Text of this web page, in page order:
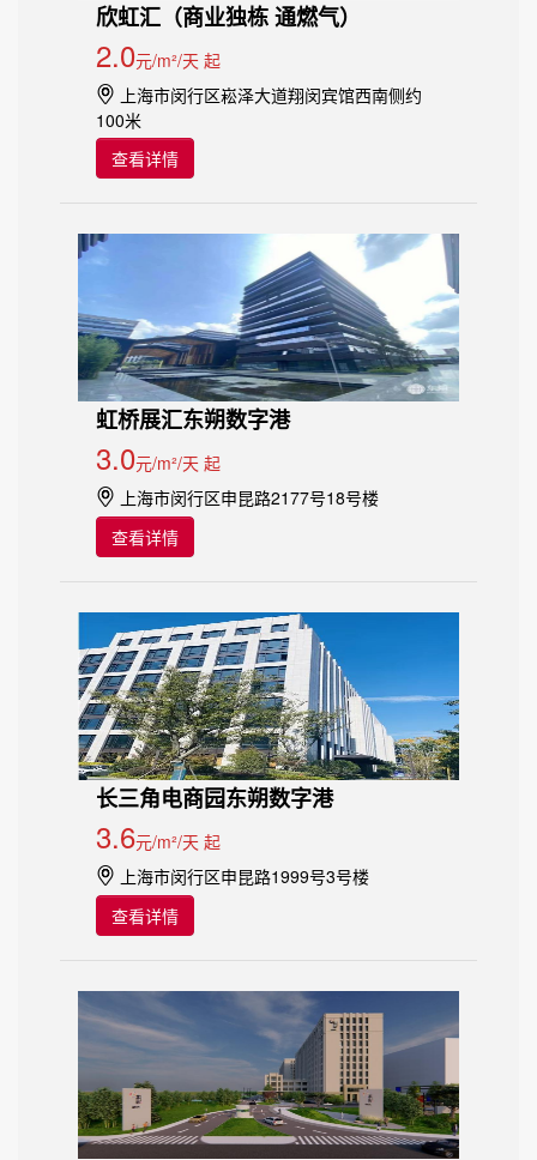
欣虹汇（商业独栋 通燃气）
2.0元/m²/天 起
上海市闵行区崧泽大道翔闵宾馆西南侧约
100米
查看详情
虹桥展汇东朔数字港
3.0元/m²/天 起
上海市闵行区申昆路2177号18号楼
查看详情
长三角电商园东朔数字港
3.6元/m²/天 起
上海市闵行区申昆路1999号3号楼
查看详情